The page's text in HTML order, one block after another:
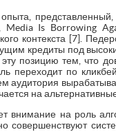
Is Borrowing
контекста [7].
кредиты под
эту позицию тем, что
переходит по
аудитория
на
внимание на роль
совершенствуют